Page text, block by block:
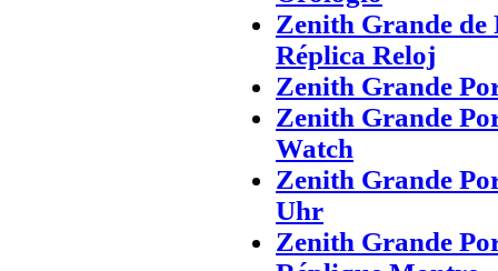
Zenith Grande
Réplica Reloj
Zenith Grande
Zenith Grande
Watch
Zenith Grande
Uhr
Zenith Grande